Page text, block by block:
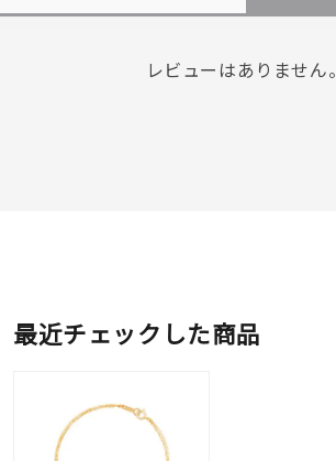
レビューはありません。
最近チェックした商品